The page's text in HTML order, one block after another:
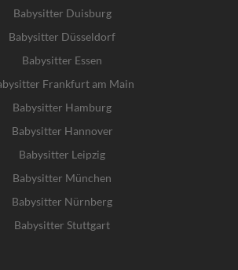
Babysitter Duisburg
Babysitter Düsseldorf
Babysitter Essen
Frankfurt am Main
Babysitter Hamburg
Babysitter Hannover
Babysitter Leipzig
Babysitter München
Babysitter Nürnberg
Babysitter Stuttgart